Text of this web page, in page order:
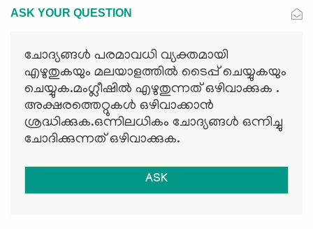
ASK YOUR QUESTION
ചോദ്യങ്ങള്‍ പരമാവധി വ്യക്തമായി
എഴുതുകയും മലയാളത്തില്‍ ടൈപ്പ് ചെയ്യുകയും
ചെയ്യുക.മംഗ്ലീഷില്‍ എഴുതുന്നത് ഒഴിവാക്കുക .
അക്ഷരത്തെറ്റുകള്‍ ഒഴിവാക്കാന്‍
ശ്രദ്ധിക്കുക.ഒന്നിലധികം ചോദ്യങ്ങള്‍ ഒന്നിച്ചു
ചോദിക്കുന്നത് ഒഴിവാക്കുക.
ASK